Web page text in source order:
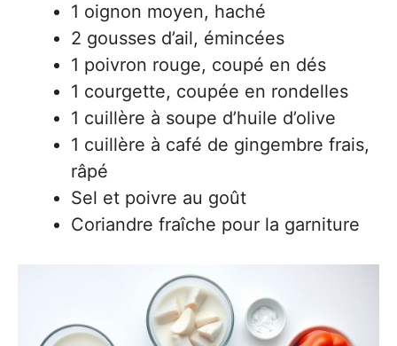
1 oignon moyen, haché
2 gousses d’ail, émincées
1 poivron rouge, coupé en dés
1 courgette, coupée en rondelles
1 cuillère à soupe d’huile d’olive
1 cuillère à café de gingembre frais,
râpé
Sel et poivre au goût
Coriandre fraîche pour la garniture